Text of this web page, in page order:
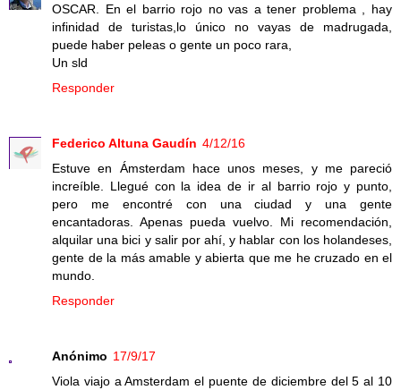
OSCAR. En el barrio rojo no vas a tener problema , hay
infinidad de turistas,lo único no vayas de madrugada,
puede haber peleas o gente un poco rara,
Un sld
Responder
Federico Altuna Gaudín 4/12/16
Estuve en Ámsterdam hace unos meses, y me pareció
increíble. Llegué con la idea de ir al barrio rojo y punto,
pero me encontré con una ciudad y una gente
encantadoras. Apenas pueda vuelvo. Mi recomendación,
alquilar una bici y salir por ahí, y hablar con los holandeses,
gente de la más amable y abierta que me he cruzado en el
mundo.
Responder
Anónimo 17/9/17
Viola viajo a Amsterdam el puente de diciembre del 5 al 10